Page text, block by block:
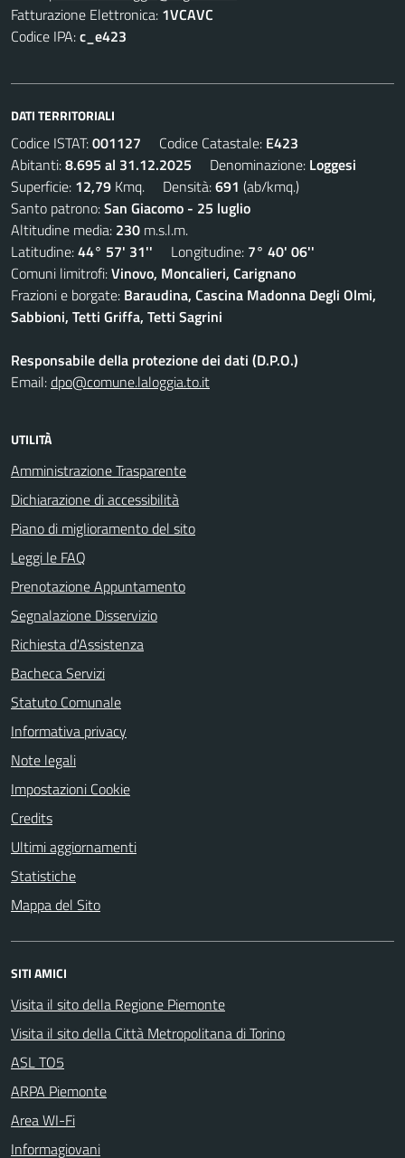
Fatturazione Elettronica: 1VCAVC
Codice IPA:c_e423
DATI TERRITORIALI
Codice ISTAT:001127 Codice Catastale: E423
Abitanti:8.695 al 31.12.2025 Denominazione: Loggesi
Superficie: 12,79 Kmq. Densità:691 (ab/kmq.)
Santo patrono:San Giacomo - 25 luglio
Altitudine media: 230 m.s.l.m.
Latitudine:44° 57' 31'' Longitudine: 7° 40' 06''
Comuni limitrofi:Vinovo, Moncalieri, Carignano
Frazioni e borgate: Baraudina, Cascina Madonna Degli Olmi,
Sabbioni, Tetti Griffa, Tetti Sagrini
Responsabile della protezione dei dati (D.P.O.)
Email:dpo@comune.laloggia.to.it
UTILITÀ
Amministrazione Trasparente
Dichiarazione di accessibilità
Piano di miglioramento del sito
Leggi le FAQ
Prenotazione Appuntamento
Segnalazione Disservizio
Richiesta d'Assistenza
Bacheca Servizi
Statuto Comunale
Informativa privacy
Note legali
Impostazioni Cookie
Credits
Ultimi aggiornamenti
Statistiche
Mappa del Sito
SITI AMICI
Visita il sito della Regione Piemonte
Visita il sito della Città Metropolitana di Torino
ASL TO5
ARPA Piemonte
Area WI-Fi
Informagiovani